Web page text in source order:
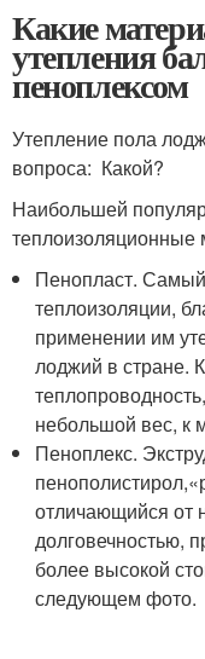
Какие
утепления
пеноплексом
Утепление пола
вопроса: Какой?
Наибольшей
теплоизоляционные
Пенопласт.
теплоизоляции,
применении им
лоджий в стране.
небольшой вес, к
Пеноплекс.
отличающийся от
долговечностью,
более высокой
следующем фото.